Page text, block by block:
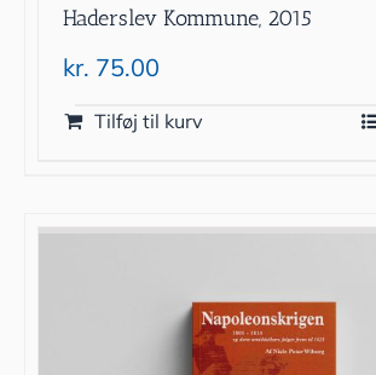
Haderslev Kommune, 2015
kr. 75.00
Tilføj til kurv